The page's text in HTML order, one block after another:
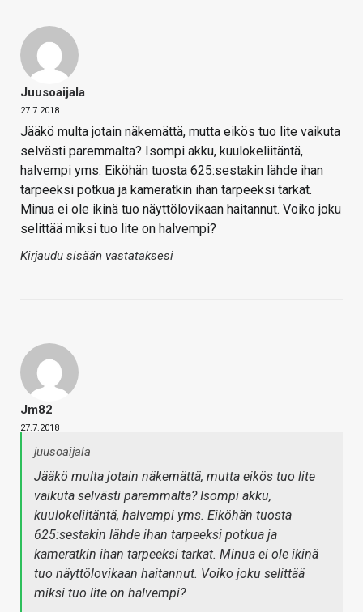
Juusoaijala
27.7.2018
Jääkö multa jotain näkemättä, mutta eikös tuo lite vaikuta
selvästi paremmalta? Isompi akku, kuulokeliitäntä,
halvempi yms. Eiköhän tuosta 625:sestakin lähde ihan
tarpeeksi potkua ja kameratkin ihan tarpeeksi tarkat.
Minua ei ole ikinä tuo näyttölovikaan haitannut. Voiko joku
selittää miksi tuo lite on halvempi?
Kirjaudu sisään vastataksesi
Jm82
27.7.2018
juusoaijala
Jääkö multa jotain näkemättä, mutta eikös tuo lite
vaikuta selvästi paremmalta? Isompi akku,
kuulokeliitäntä, halvempi yms. Eiköhän tuosta
625:sestakin lähde ihan tarpeeksi potkua ja
kameratkin ihan tarpeeksi tarkat. Minua ei ole ikinä
tuo näyttölovikaan haitannut. Voiko joku selittää
miksi tuo lite on halvempi?